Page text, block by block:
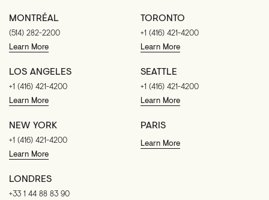
MONTRÉAL
(514) 282-2200
Learn More
TORONTO
+1 (416) 421-4200
Learn More
LOS ANGELES
+1 (416) 421-4200
Learn More
SEATTLE
+1 (416) 421-4200
Learn More
NEW YORK
+1 (416) 421-4200
Learn More
PARIS
Learn More
LONDRES
+33 1 44 88 83 90